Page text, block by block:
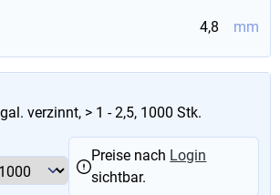
4,8 mm
verzinnt, > 1 - 2,5, 1000 Stk.
Preise nach Login
sichtbar.